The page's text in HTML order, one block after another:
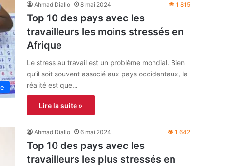
Ahmad Diallo 8 mai 2024 1 815
Top 10 des pays avec les
travailleurs les moins stressés en
Afrique
Le stress au travail est un problème mondial. Bien
qu’il soit souvent associé aux pays occidentaux, la
réalité est que…
Lire la suite »
Ahmad Diallo 6 mai 2024 1 642
Top 10 des pays avec les
travailleurs les plus stressés en